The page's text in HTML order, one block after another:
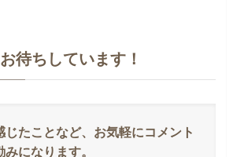
待ちしています！